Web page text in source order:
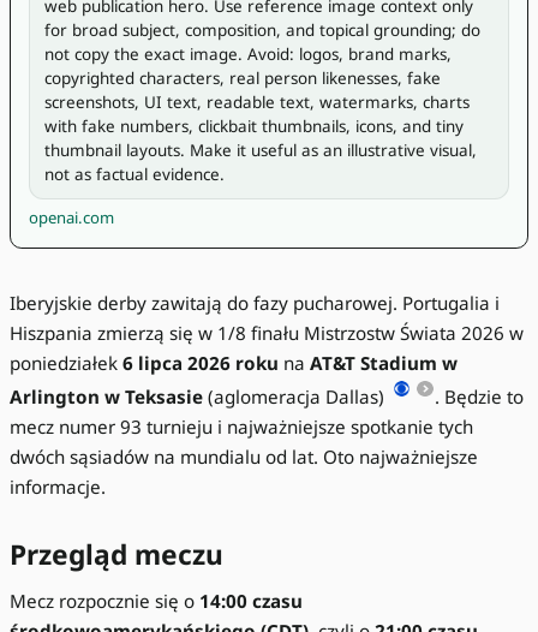
web publication hero. Use reference image context only
for broad subject, composition, and topical grounding; do
not copy the exact image. Avoid: logos, brand marks,
copyrighted characters, real person likenesses, fake
screenshots, UI text, readable text, watermarks, charts
with fake numbers, clickbait thumbnails, icons, and tiny
thumbnail layouts. Make it useful as an illustrative visual,
not as factual evidence.
openai.com
Iberyjskie derby zawitają do fazy pucharowej. Portugalia i
Hiszpania zmierzą się w 1/8 finału Mistrzostw Świata 2026 w
poniedziałek 6 lipca 2026 roku na AT&T Stadium w
Arlington w Teksasie (aglomeracja Dallas)
. Będzie to
mecz numer 93 turnieju i najważniejsze spotkanie tych
dwóch sąsiadów na mundialu od lat. Oto najważniejsze
informacje.
Przegląd meczu
Mecz rozpocznie się o 14:00 czasu